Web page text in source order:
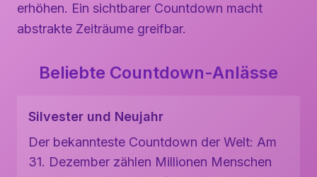
erhöhen. Ein sichtbarer Countdown macht
abstrakte Zeiträume greifbar.
Beliebte Countdown-Anlässe
Silvester und Neujahr
Der bekannteste Countdown der Welt: Am
31. Dezember zählen Millionen Menschen